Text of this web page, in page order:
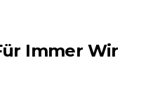
Immer Wir